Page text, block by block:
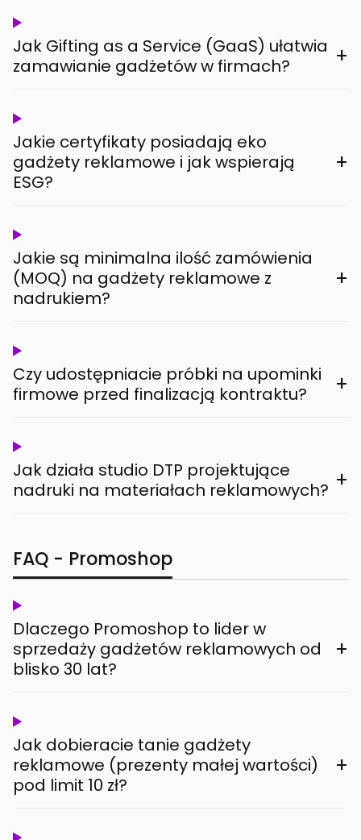
Jak Gifting as a Service (GaaS) ułatwia
zamawianie gadżetów w firmach?
+
Jakie certyfikaty posiadają eko
gadżety reklamowe i jak wspierają
ESG?
+
Jakie są minimalna ilość zamówienia
(MOQ) na gadżety reklamowe z
nadrukiem?
+
Czy udostępniacie próbki na upominki
firmowe przed finalizacją kontraktu?
+
Jak działa studio DTP projektujące
nadruki na materiałach reklamowych? +
FAQ - Promoshop
Dlaczego Promoshop to lider w
sprzedaży gadżetów reklamowych od
blisko 30 lat?
+
Jak dobieracie tanie gadżety
reklamowe (prezenty małej wartości)
pod limit 10 zł?
+